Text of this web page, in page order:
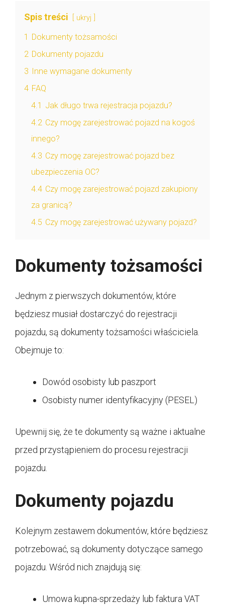
Spis treści ukryj
1 Dokumenty tożsamości
2 Dokumenty pojazdu
3 Inne wymagane dokumenty
4 FAQ
4.1 Jak długo trwa rejestracja pojazdu?
4.2 Czy mogę zarejestrować pojazd na kogoś
innego?
4.3 Czy mogę zarejestrować pojazd bez
ubezpieczenia OC?
4.4 Czy mogę zarejestrować pojazd zakupiony
za granicą?
4.5 Czy mogę zarejestrować używany pojazd?
Dokumenty tożsamości
Jednym z pierwszych dokumentów, które
będziesz musiał dostarczyć do rejestracji
pojazdu, są dokumenty tożsamości właściciela.
Obejmuje to:
Dowód osobisty lub paszport
Osobisty numer identyfikacyjny (PESEL)
Upewnij się, że te dokumenty są ważne i aktualne
przed przystąpieniem do procesu rejestracji
pojazdu.
Dokumenty pojazdu
Kolejnym zestawem dokumentów, które będziesz
potrzebować, są dokumenty dotyczące samego
pojazdu. Wśród nich znajdują się:
Umowa kupna-sprzedaży lub faktura VAT